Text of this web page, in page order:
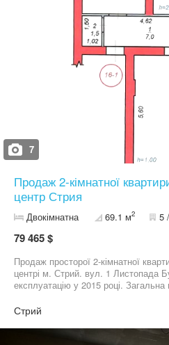
7
Продаж 2-кімнатної
центр Стрия
Двокімнатна 69.1 м2 5
79 465 $
Продаж просторої 2-кімнатної
центрі м. Стрий. вул. 1 Листопада
експлуатацію у 2015 році.
стелі - 2,71 м Підведені всі
Квартира має зручне планування:
простора кухня, 2 санвузли,
Стрий